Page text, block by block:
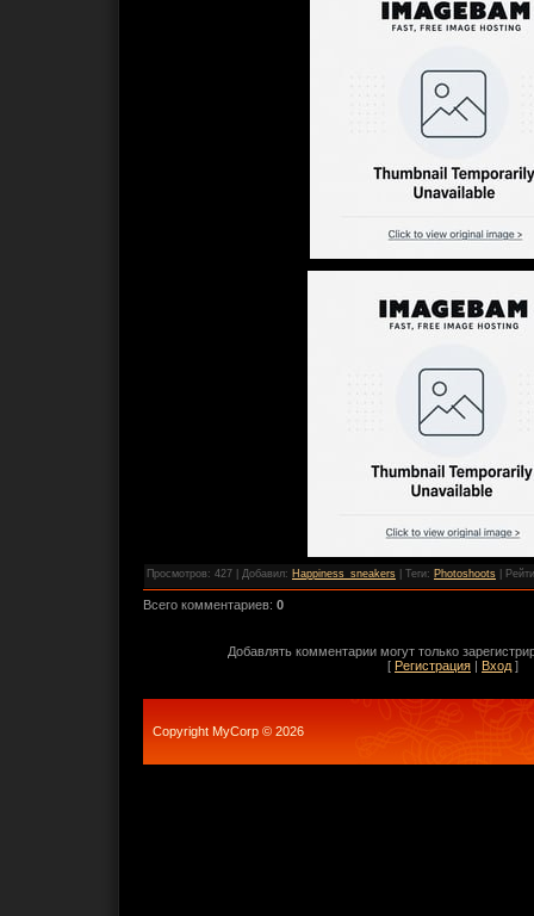
Просмотров: 427 | Добавил: Happiness_sneakers Теги: Photoshoots
Всего комментариев: 0
Добавлять комментарии могут только
[ Регистрация | Вход ]
Copyright MyCorp © 2026